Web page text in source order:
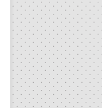
CURSO
TREINADORES NA
Treinador português João
integrado na EHF Experts
preletores convidados pela
de Andebol, em Pitești,
de 400 treinadores.